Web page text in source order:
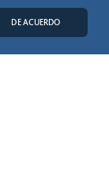
DE ACUERDO